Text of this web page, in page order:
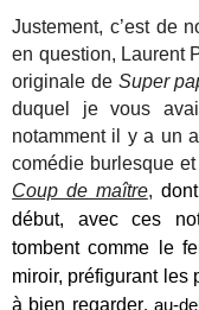
Justement, c’est de
en question, Laurent
originale deSuper
duquel je vous
notamment il y a un
comédie burlesque
Coup de maître,
début, avec ces
tombent comme le
miroir, préfigurant les
à bien regarder, au-